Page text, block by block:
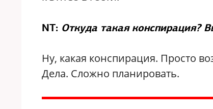
NT: Откуда такая конспирация?
Ну, какая конспирация. Просто
Дела. Сложно планировать.